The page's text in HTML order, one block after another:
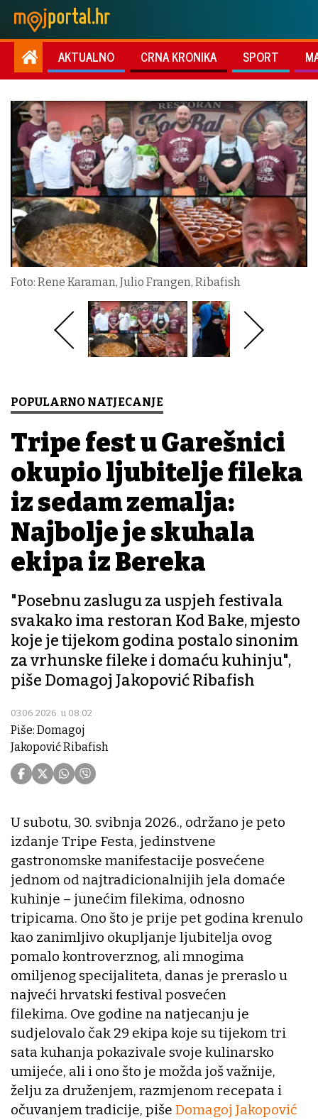
AKTUALNO CRNA KRONIKA SPORT
Foto: Rene Karaman, Julio Frangen, Ribafish
POPULARNO NATJECANJE
Tripe fest u Garešnici
okupio ljubitelje fileka
iz sedam zemalja:
Najbolje je skuhala
ekipa iz Bereka
"Posebnu zaslugu za uspjeh festivala
svakako ima restoran Kod Bake, mjesto
koje je tijekom godina postalo sinonim
za vrhunske fileke i domaću kuhinju",
piše Domagoj Jakopović Ribafish
03.06.2026. u 08:02
Piše: Domagoj
Jakopović Ribafish
U subotu, 30. svibnja 2026., održano je peto
izdanje Tripe Festa, jedinstvene
gastronomske manifestacije posvećene
jednom od najtradicionalnijih jela domaće
kuhinje – junećim filekima, odnosno
tripicama. Ono što je prije pet godina krenulo
kao zanimljivo okupljanje ljubitelja ovog
pomalo kontroverznog, ali mnogima
omiljenog specijaliteta, danas je preraslo u
najveći hrvatski festival posvećen
filekima. Ove godine na natjecanju je
sudjelovalo čak 29 ekipa koje su tijekom tri
sata kuhanja pokazivale svoje kulinarsko
umijeće, ali i ono što je možda još važnije,
želju za druženjem, razmjenom recepata i
očuvanjem tradicije, piše Domagoj Jakopović